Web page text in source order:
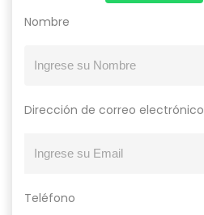
Nombre
Dirección de correo electrónico
Teléfono